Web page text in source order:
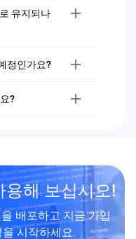
유지되나
정인가요?
?
용해 보십시오!
배포하고 지금 가입
시작하세요.